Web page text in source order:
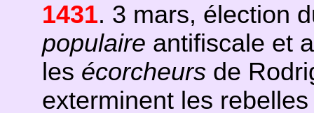
1431. 3 mars, élection
populaire antifiscale et
les écorcheursde
exterminent les